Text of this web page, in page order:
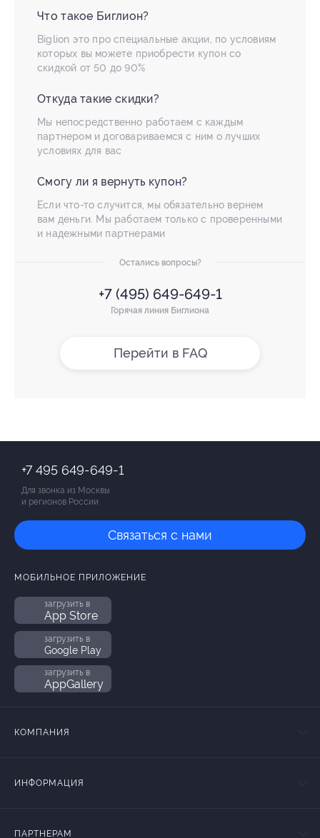
Что такое Биглион?
Biglion это про специальные акции, по условиям
которых вы можете приобрести купон со
скидкой от 50 до 90%
Откуда такие скидки?
Мы непосредственно работаем с каждым
партнером и договариваемся с ним о лучших
условиях для вас
Смогу ли я вернуть купон?
Если что-то случится, мы обязательно вернем
вам деньги. Мы работаем только с проверенными
и надежными партнерами
Остались вопросы?
+7 (495) 649-649-1
Горячая линия Биглиона
Перейти в FAQ
+7 495 649-649-1
Для звонка из Москвы
и регионов России
Связаться с нами
МОБИЛЬНОЕ ПРИЛОЖЕНИЕ
загрузить в
App Store
загрузить в
Google Play
загрузить в
AppGallery
КОМПАНИЯ
ИНФОРМАЦИЯ
ПАРТНЕРАМ